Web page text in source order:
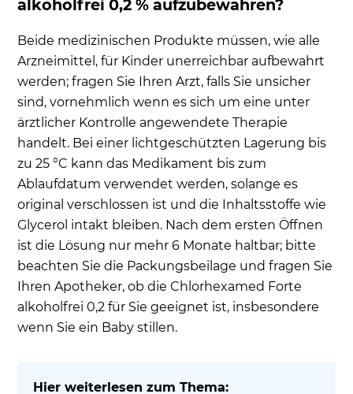
alkoholfrei 0,2 % aufzubewahren?
Beide medizinischen Produkte müssen, wie alle
Arzneimittel, für Kinder unerreichbar aufbewahrt
werden; fragen Sie Ihren Arzt, falls Sie unsicher
sind, vornehmlich wenn es sich um eine unter
ärztlicher Kontrolle angewendete Therapie
handelt. Bei einer lichtgeschützten Lagerung bis
zu 25 °C kann das Medikament bis zum
Ablaufdatum verwendet werden, solange es
original verschlossen ist und die Inhaltsstoffe wie
Glycerol intakt bleiben. Nach dem ersten Öffnen
ist die Lösung nur mehr 6 Monate haltbar; bitte
beachten Sie die Packungsbeilage und fragen Sie
Ihren Apotheker, ob die Chlorhexamed Forte
alkoholfrei 0,2 für Sie geeignet ist, insbesondere
wenn Sie ein Baby stillen.